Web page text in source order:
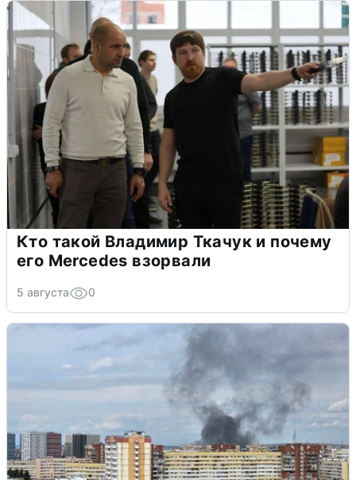
Кто такой Владимир Ткачук и почему
его Mercedes взорвали
5 августа 0